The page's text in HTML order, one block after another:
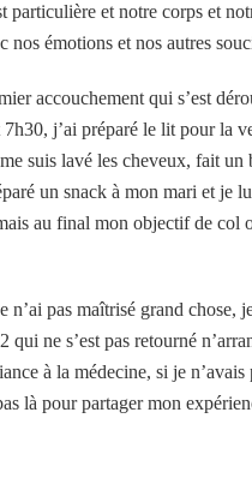
et notre corps et
nos émotions et nos autres
accouchement qui s’est
j’ai préparé le lit pour la
suis lavé les cheveux, fait
un snack à mon mari et je
au final mon objectif de col
pas maîtrisé grand chose,
ne s’est pas retourné
à la médecine, si je
là pour partager mon